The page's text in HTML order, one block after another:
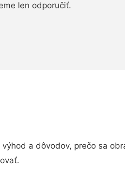
len odporučiť.
a dôvodov, prečo sa